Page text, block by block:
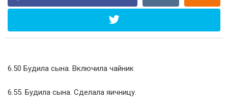
6.50 Будила сына. Включила чайник
6.55. Будила сына. Сделала яичницу.